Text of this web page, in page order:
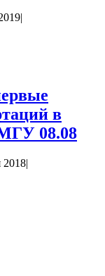
|
в
08.08
2018|